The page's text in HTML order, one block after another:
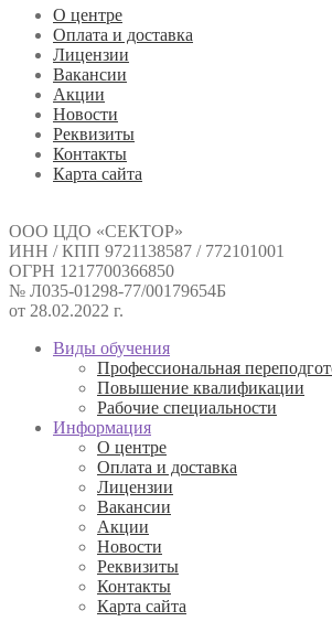
О центре
Оплата и доставка
Лицензии
Вакансии
Акции
Новости
Реквизиты
Контакты
Карта сайта
ООО ЦДО «СЕКТОР»
ИНН / КПП 9721138587 / 772101001
ОГРН 1217700366850
№ Л035-01298-77/00179654Б
от 28.02.2022 г.
Виды обучения
Профессиональная
Повышение квалификации
Рабочие специальности
Информация
О центре
Оплата и доставка
Лицензии
Вакансии
Акции
Новости
Реквизиты
Контакты
Карта сайта